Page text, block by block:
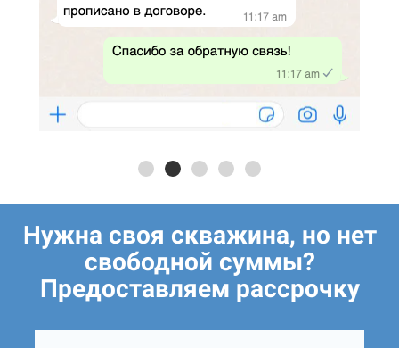
Нужна своя скважина, но нет
свободной суммы?
Предоставляем рассрочку